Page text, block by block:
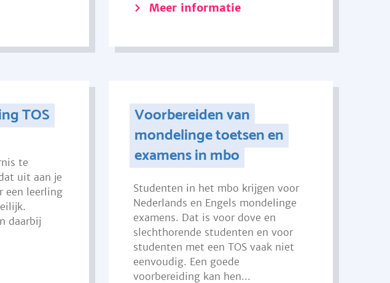
Meer informatie
TOS
te
uit aan je
een leerling
daarbij
Voorbereiden van
mondelinge toetsen en
examens in mbo
Studenten in het mbo krijgen voor
Nederlands en Engels mondelinge
examens. Dat is voor dove en
slechthorende studenten en voor
studenten met een TOS vaak niet
eenvoudig. Een goede
voorbereiding kan hen...